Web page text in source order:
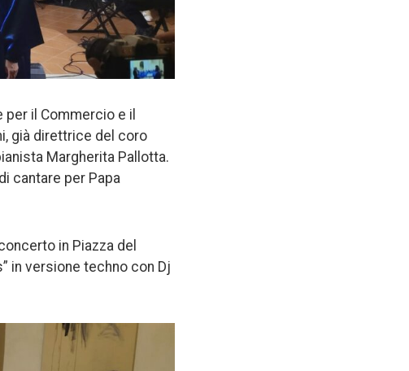
il Commercio e il
già direttrice del coro
Margherita Pallotta.
cantare per Papa
in Piazza del
in versione techno con Dj